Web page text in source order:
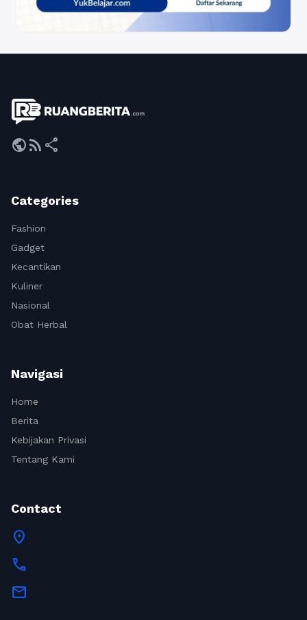
publicrss_feed share
Categories
Fashion
Gadget
Kecantikan
Kuliner
Nasional
Obat Herbal
Navigasi
Home
Berita
Kebijakan Privasi
Tentang Kami
Contact
location_on
call
mail